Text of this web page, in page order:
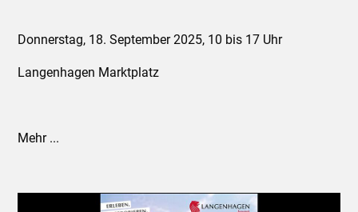
Donnerstag, 18. September 2025, 10 bis 17 Uhr
Langenhagen Marktplatz
Mehr ...